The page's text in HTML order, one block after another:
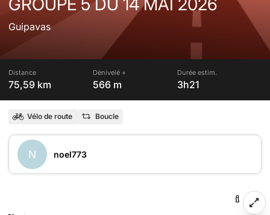
GROUPE 5 DU 14 MAI 2026
Guipavas
Distance
75,59 km
Dénivelé +
566 m
Durée estim.
3h21
Vélo de route Boucle
N noel773